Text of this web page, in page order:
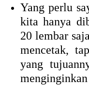
Yang perlu
kita hanya
20 lembar
mencetak,
yang